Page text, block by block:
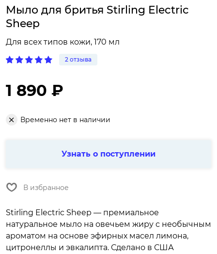
Мыло для бритья Stirling Electric
Sheep
Для всех типов кожи, 170 мл
2 отзыва
1 890 ₽
Временно нет в наличии
Узнать о поступлении
В избранное
Stirling Electric Sheep — премиальное
натуральное мыло на овечьем жиру с необычным
ароматом на основе эфирных масел лимона,
цитронеллы и эвкалипта. Сделано в США